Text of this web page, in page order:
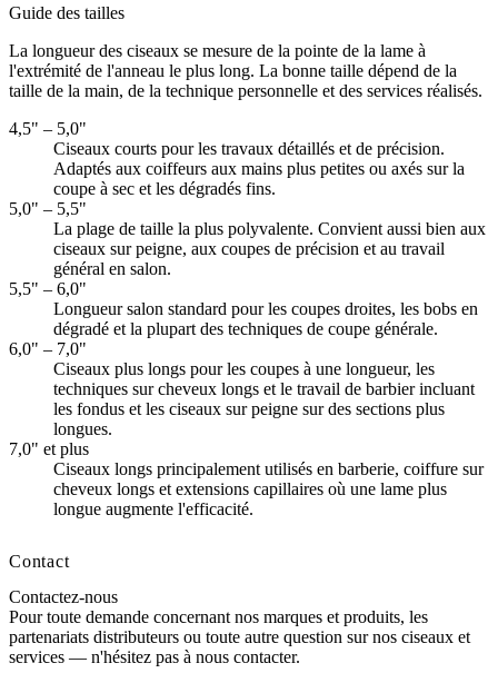
Guide des tailles
La longueur des ciseaux se mesure de la pointe de la lame à
l'extrémité de l'anneau le plus long. La bonne taille dépend de la
taille de la main, de la technique personnelle et des services réalisés.
4,5" – 5,0"
Ciseaux courts pour les travaux détaillés et de précision.
Adaptés aux coiffeurs aux mains plus petites ou axés sur la
coupe à sec et les dégradés fins.
5,0" – 5,5"
La plage de taille la plus polyvalente. Convient aussi bien aux
ciseaux sur peigne, aux coupes de précision et au travail
général en salon.
5,5" – 6,0"
Longueur salon standard pour les coupes droites, les bobs en
dégradé et la plupart des techniques de coupe générale.
6,0" – 7,0"
Ciseaux plus longs pour les coupes à une longueur, les
techniques sur cheveux longs et le travail de barbier incluant
les fondus et les ciseaux sur peigne sur des sections plus
longues.
7,0" et plus
Ciseaux longs principalement utilisés en barberie, coiffure sur
cheveux longs et extensions capillaires où une lame plus
longue augmente l'efficacité.
Contact
Contactez-nous
Pour toute demande concernant nos marques et produits, les
partenariats distributeurs ou toute autre question sur nos ciseaux et
services — n'hésitez pas à nous contacter.